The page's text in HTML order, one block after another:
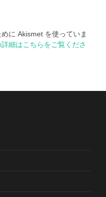
に Akismet を使っていま
細はこちらをご覧くださ